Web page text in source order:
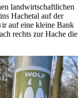
landwirtschaftlichen
Hachetal auf der
auf eine kleine Bank
rechts zur Hache die